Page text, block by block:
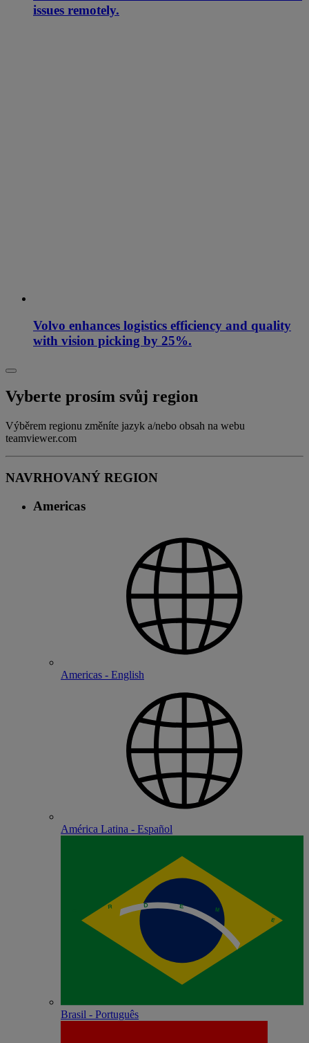
issues remotely.
Volvo enhances logistics efficiency and quality
with vision picking by 25%.
Vyberte prosím svůj region
Výběrem regionu změníte jazyk a/nebo obsah na webu
teamviewer.com
NAVRHOVANÝ REGION
Americas
Americas - English
América Latina - Español
Brasil - Português